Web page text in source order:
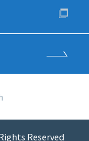
Reserved